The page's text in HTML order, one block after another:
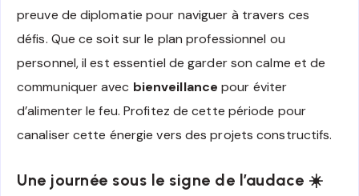
preuve de diplomatie pour naviguer à travers ces
défis. Que ce soit sur le plan professionnel ou
personnel, il est essentiel de garder son calme et de
communiquer avec bienveillance pour éviter
d’alimenter le feu. Profitez de cette période pour
canaliser cette énergie vers des projets constructifs.
Une journée sous le signe de l’audace ☀️